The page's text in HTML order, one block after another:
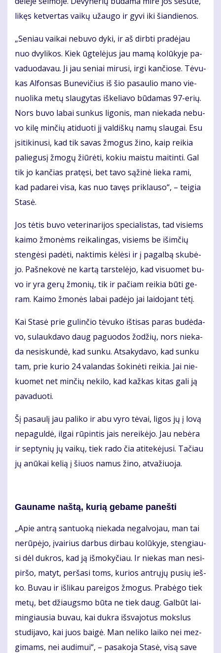
li­kęs ket­ver­tas vai­kų už­au­go ir gy­vi iki šian­die­nos.
„Se­niau vai­kai ne­bu­vo dy­ki, ir aš dirb­ti pra­dė­jau
nuo dvy­li­kos. Kiek ūg­te­lė­jus jau ma­mą ko­lū­ky­je pa­
va­duo­da­vau. Ji jau se­niai mi­ru­si, ir­gi kan­čio­se. Tė­vu­
kas Al­fon­sas Bu­ne­vi­čius iš šio pa­sau­lio ma­no vie­
nuo­li­ka me­tų slau­gy­tas iš­ke­lia­vo bū­da­mas 97-erių.
Nors bu­vo la­bai sun­kus li­go­nis, man nie­ka­da ne­bu­
vo ki­lę min­čių ati­duo­ti jį val­diš­kų na­mų slau­gai. Esu
įsi­ti­ki­nu­si, kad tik sa­vas žmo­gus ži­no, kaip rei­kia
pa­lie­gu­sį žmo­gų žiū­rė­ti, ko­kiu mais­tu mai­tin­ti. Gal
tik jo kan­čias pra­tę­si, bet ta­vo są­ži­nė lie­ka ra­mi,
kad pa­da­rei vi­sa, kas nuo ta­vęs pri­klau­so“, – tei­gia
Sta­sė.
Jos tė­tis bu­vo ve­te­ri­na­ri­jos spe­cia­lis­tas, tad vi­siems
kai­mo žmo­nėms rei­ka­lin­gas, vi­siems be iš­im­čių
sten­gė­si pa­dė­ti, nak­ti­mis kė­lė­si ir į pa­gal­bą sku­bė­
jo. Pa­šne­ko­vė ne kar­tą tars­te­lė­jo, kad vi­suo­met bu­
vo ir yra ge­rų žmo­nių, tik ir pa­čiam rei­kia bū­ti ge­
ram. Kai­mo žmo­nės la­bai pa­dė­jo jai lai­do­jant tė­tį.
Kai Sta­sė prie gu­lin­čio tė­vu­ko iš­ti­sas pa­ras bu­dė­da­
vo, su­lauk­da­vo daug pa­guo­dos žo­džių, nors nie­ka­
da ne­si­skun­dė, kad sun­ku. At­sa­ky­da­vo, kad sun­ku
tam, prie ku­rio 24 va­lan­das šo­ki­nė­ti rei­kia. Jai nie­
kuo­met net min­čių ne­ki­lo, kad kaž­kas ki­tas ga­li ją
pa­va­duo­ti.
Šį pa­sau­lį jau pa­li­ko ir abu vy­ro tė­vai, li­gos jų į lo­vą
ne­pa­gul­dė, il­gai rū­pin­tis jais ne­rei­kė­jo. Jau ne­bė­ra
ir sep­ty­nių jų vai­kų, tiek ra­do čia ati­te­kė­ju­si. Ta­čiau
jų anū­kai ke­lią į šiuos na­mus ži­no, at­va­žiuo­ja.
Gau­na­me naš­tą, ku­rią ge­ba­me pa­neš­ti
„Apie an­trą san­tuo­ką nie­ka­da ne­gal­vo­jau, man tai
ne­rū­pė­jo, įvai­rius dar­bus dir­bau ko­lū­ky­je, sten­giau­
si dėl duk­ros, kad ją iš­mo­ky­čiau. Ir nie­kas man ne­si­
pir­šo, ma­tyt, per­ša­si toms, ku­rios ant­rų­jų pu­sių ieš­
ko. Bu­vau ir iš­li­kau pa­rei­gos žmo­gus. Pra­bė­go tiek
me­tų, bet džiaugs­mo bū­ta ne tiek daug. Gal­būt lai­
min­giau­sia bu­vau, kai duk­ra iš­sva­jo­tus moks­lus
stu­di­ja­vo, kai juos bai­gė. Man ne­li­ko lai­ko nei mez­
gi­mams, nei au­di­mui“, – pa­sa­ko­ja Sta­sė, vi­są sa­ve